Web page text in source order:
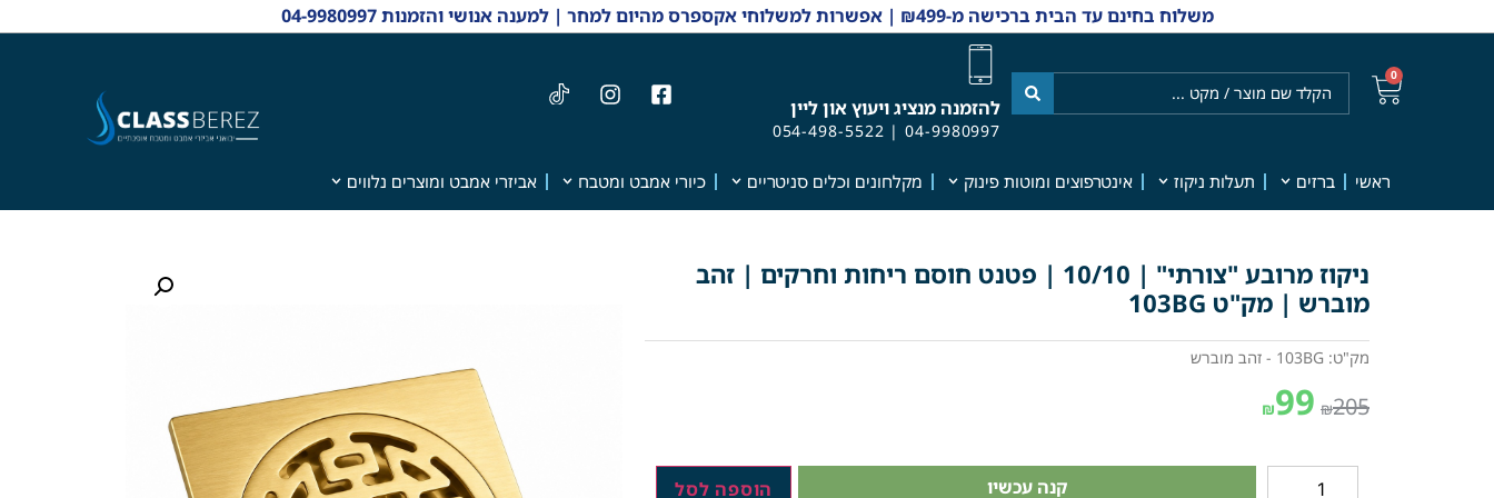
משלוח בחינם עד הבית ברכישה מ-₪499 | אפשרות למשלוחי אקספרס מהיום למחר | למענה אנושי והזמנות 04-9980997
0
להזמנה מנציג ויעוץ און ליין
04-9980997
|
054-498-5522
ראשי ברזים תעלות ניקוז אינטרפוצים ומוטות פינוק מקלחונים וכלים סניטריים כיורי אמבט ומטבח אביזרי אמבט ומוצרים נלווים
ניקוז מרובע "צורתי" | 10/10 | פטנט חוסם ריחות וחרקים | זהב
מוברש | מק"ט 103BG
מק"ט: 103BG - זהב מוברש
₪205
₪99
קנה עכשיו הוספה לסל